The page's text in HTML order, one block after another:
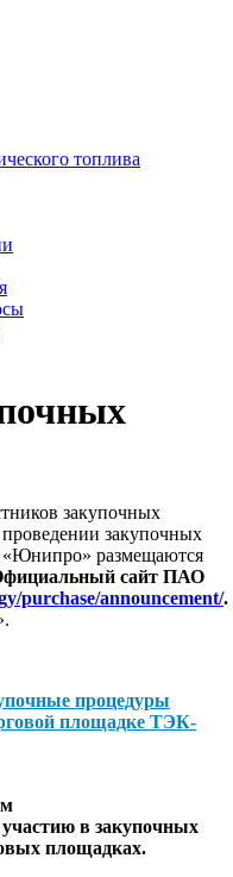
топлива
закупочных
закупочных
размещаются
сайт ПАО
purchase/announcement/.
процедуры
площадке ТЭК-
в закупочных
площадках.